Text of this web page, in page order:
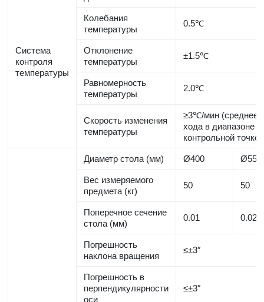
Система
контроля
температуры
Колебания
температуры
0.5℃
Отклонение
температуры
±1.5℃
Равномерность
температуры
2.0℃
Скорость изменения
температуры
≥3℃/мин (среднее
хода в диапазоне
контрольной
Диаметр стола (мм) Ø400 Ø550
Вес измеряемого
предмета (кг)
50 50
Поперечное сечение
стола (мм)
0.01 0.02
Погрешность
наклона вращения
≤±3″
Погрешность в
перпендикулярности
оси
≤±3″